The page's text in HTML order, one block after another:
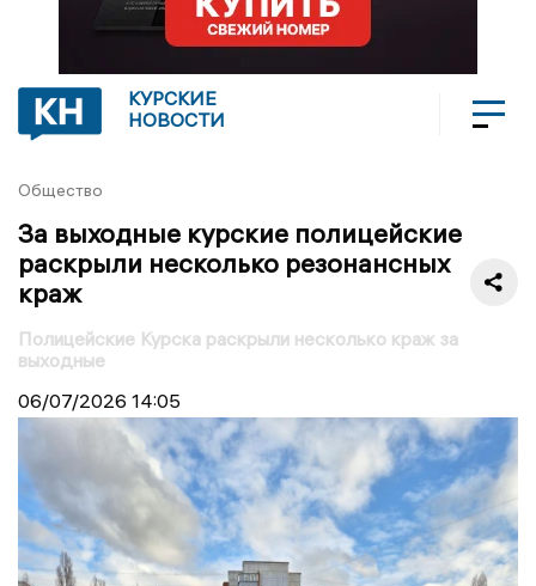
КУРСКИЕ
НОВОСТИ
Общество
За выходные курские полицейские
раскрыли несколько резонансных
краж
Полицейские Курска раскрыли несколько краж за
выходные
06/07/2026 14:05